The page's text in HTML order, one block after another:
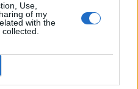
Use,
of my
with the
злодей, муха...